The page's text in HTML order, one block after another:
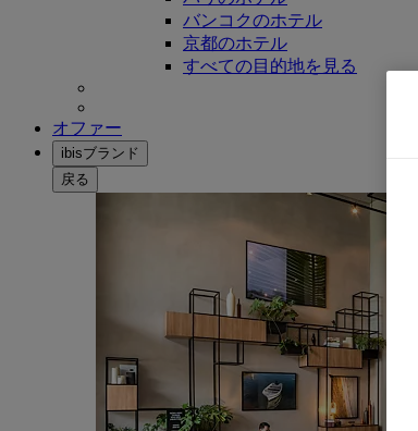
バンコクのホテル
京都のホテル
すべての目的地を見る
オファー
ibisブランド
戻る